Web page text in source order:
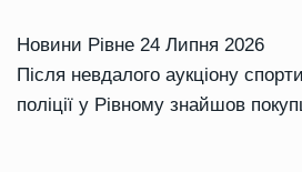
Новини Рівне 24 Липня 2026
Після невдалого аукціону
поліції у Рівному знайшов